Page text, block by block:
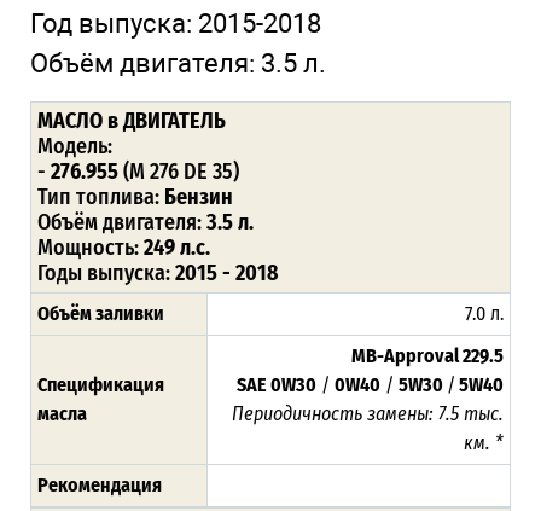
Год выпуска: 2015-2018
Объём двигателя: 3.5 л.
МАСЛО в ДВИГАТЕЛЬ
Модель:
- 276.955(M 276 DE 35)
Тип топлива: Бензин
Объём двигателя:3.5 л.
Мощность:249 л.с.
Годы выпуска:2015 - 2018
Объём заливки 7.0 л.
Спецификация
масла
MB-Approval 229.5
SAE 0W30 / 0W40 / 5W30 / 5W40
Периодичность замены: 7.5 тыс.
км. *
Рекомендация